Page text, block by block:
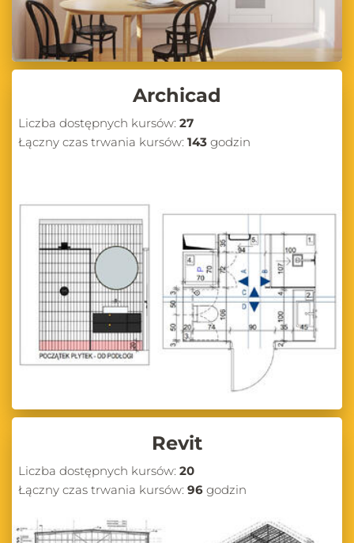
Archicad
Liczba dostępnych kursów: 27
Łączny czas trwania kursów: 143 godzin
Revit
Liczba dostępnych kursów: 20
Łączny czas trwania kursów: 96 godzin